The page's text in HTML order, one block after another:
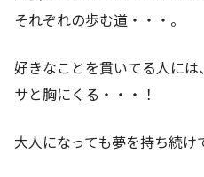
それぞれの歩む道・・・。
好きなことを貫いてる人に
サと胸にくる・・・！
大人になっても夢を持ち続け